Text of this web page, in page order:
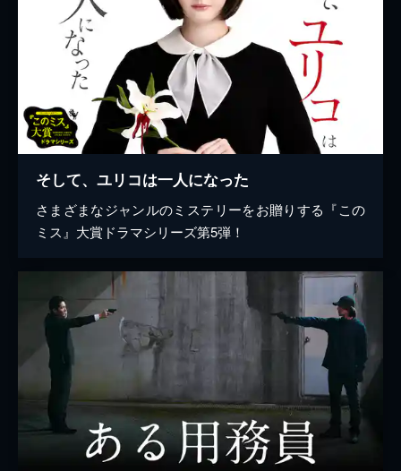
そして、ユリコは一人になった
さまざまなジャンルのミステリーをお贈りする『この
ミス』大賞ドラマシリーズ第5弾！